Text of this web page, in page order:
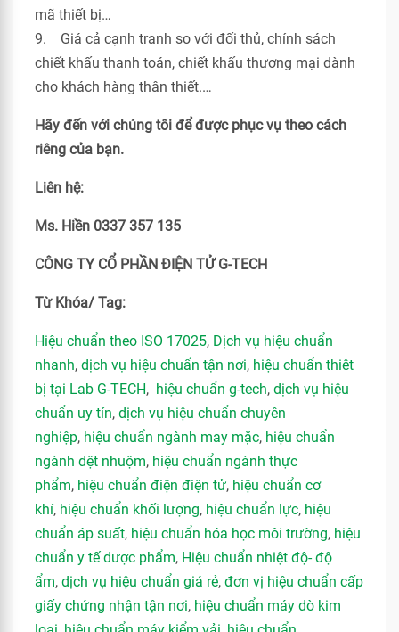
mã thiết bị…
9. Giá cả cạnh tranh so với đối thủ, chính sách
chiết khấu thanh toán, chiết khấu thương mại dành
cho khách hàng thân thiết.…
Hãy đến với chúng tôi để được phục vụ theo cách
riêng của bạn.
Liên hệ:
Ms. Hiền 0337 357 135
CÔNG TY CỔ PHẦN ĐIỆN TỬ G-TECH
Từ Khóa/ Tag:
Hiệu chuẩn theo ISO 17025, Dịch vụ hiệu chuẩn
nhanh, dịch vụ hiệu chuẩn tận nơi, hiệu chuẩn thiêt
bị tại Lab G-TECH, hiệu chuẩn g-tech, dịch vụ hiệu
chuẩn uy tín, dịch vụ hiệu chuẩn chuyên
nghiệp, hiệu chuẩn ngành may mặc, hiệu chuẩn
ngành dệt nhuộm, hiệu chuẩn ngành thực
phẩm, hiệu chuẩn điện điện tử, hiệu chuẩn cơ
khí, hiệu chuẩn khối lượng, hiệu chuẩn lực, hiệu
chuẩn áp suất, hiệu chuẩn hóa học môi trường, hiệu
chuẩn y tế dược phẩm, Hiệu chuẩn nhiệt độ- độ
ẩm, dịch vụ hiệu chuẩn giá rẻ, đơn vị hiệu chuẩn cấp
giấy chứng nhận tận nơi, hiệu chuẩn máy dò kim